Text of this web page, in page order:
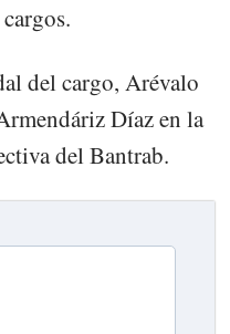
del cargo, Arévalo
Díaz en la
del Bantrab.